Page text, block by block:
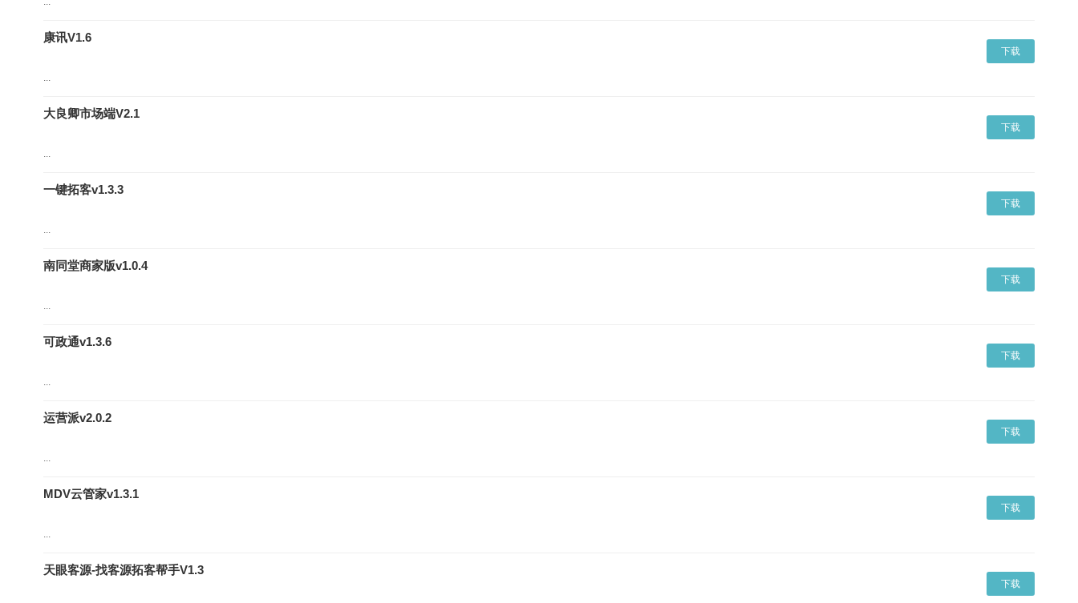
康讯V1.6
...
下载
大良卿市场端V2.1
...
下载
一键拓客v1.3.3
...
下载
南同堂商家版v1.0.4
...
下载
可政通v1.3.6
...
下载
运营派v2.0.2
...
下载
MDV云管家v1.3.1
...
下载
天眼客源-找客源拓客帮手V1.3
下载